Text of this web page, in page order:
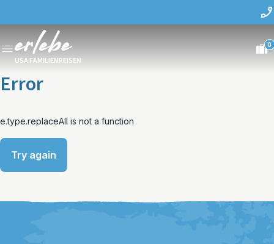
USA FAMILIENREISEN
0
Error
e.type.replaceAll is not a function
Try again